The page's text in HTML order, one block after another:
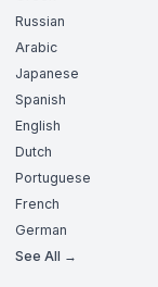
Russian
Arabic
Japanese
Spanish
English
Dutch
Portuguese
French
German
See All →